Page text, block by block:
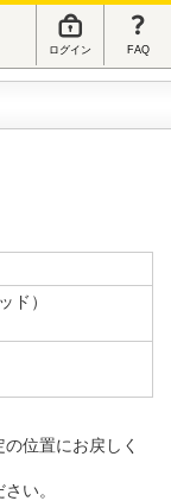
ログイン FAQ
ド）
位置にお戻しく
い。